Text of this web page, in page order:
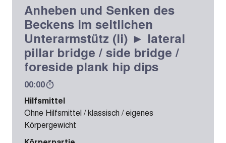
Anheben und Senken des
Beckens im seitlichen
Unterarmstütz (li) ► lateral
pillar bridge / side bridge /
foreside plank hip dips
00:00
Hilfsmittel
Ohne Hilfsmittel / klassisch / eigenes
Körpergewicht